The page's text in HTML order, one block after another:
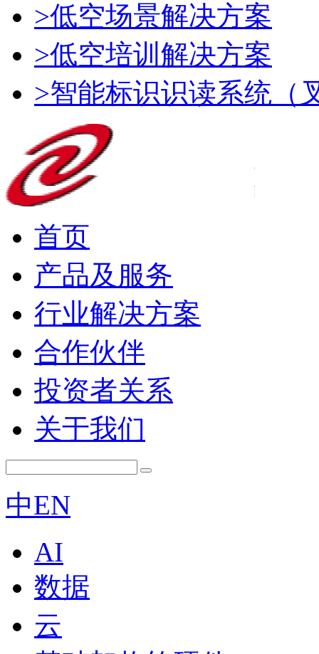
>低空场景解决方案
>低空培训解决方案
>智能标识识读系统（
首页
产品及服务
行业解决方案
合作伙伴
投资者关系
关于我们
中EN
AI
数据
云